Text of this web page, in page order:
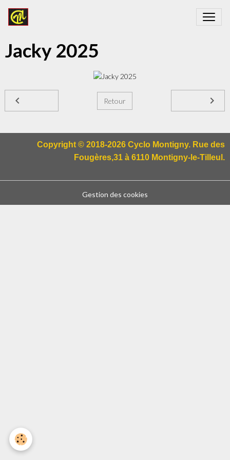
Jacky 2025
Retour
Copyright © 2018-2026 Cyclo Montigny. Rue des
Fougères,31 à 6110 Montigny-le-Tilleul.
Gestion des cookies